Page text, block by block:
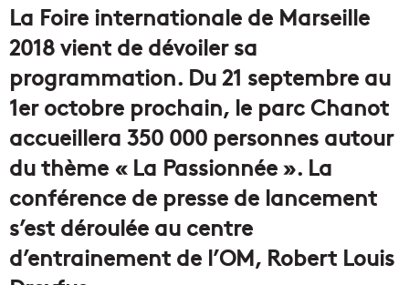
La Foire internationale de Marseille
2018 vient de dévoiler sa
programmation. Du 21 septembre au
1er octobre prochain, le parc Chanot
accueillera 350 000 personnes autour
du thème « La Passionnée ». La
conférence de presse de lancement
s’est déroulée au centre
d’entrainement de l’OM, Robert Louis